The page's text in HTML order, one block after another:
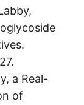
a Real-
of